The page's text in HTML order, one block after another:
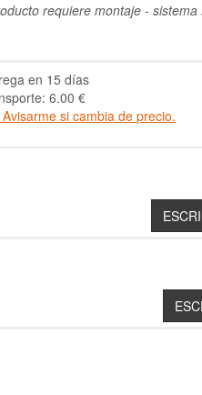
requiere montaje - sistema
en 15 días
6.00 €
Avisarme si cambia de precio.